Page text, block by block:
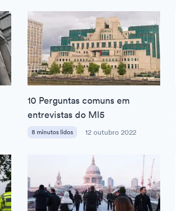
10 Perguntas comuns em
entrevistas do MI5
8 minutos lidos 12 outubro 2022